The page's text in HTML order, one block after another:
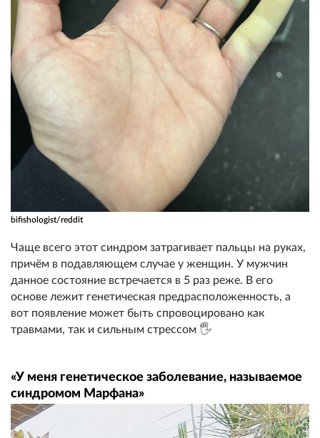
bifishologist/reddit
Чаще всего этот синдром затрагивает пальцы на руках,
причём в подавляющем случае у женщин. У мужчин
данное состояние встречается в 5 раз реже. В его
основе лежит генетическая предрасположенность, а
вот появление может быть спровоцировано как
травмами, так и сильным стрессом 🖐️
«У меня генетическое заболевание, называемое
синдромом Марфана»